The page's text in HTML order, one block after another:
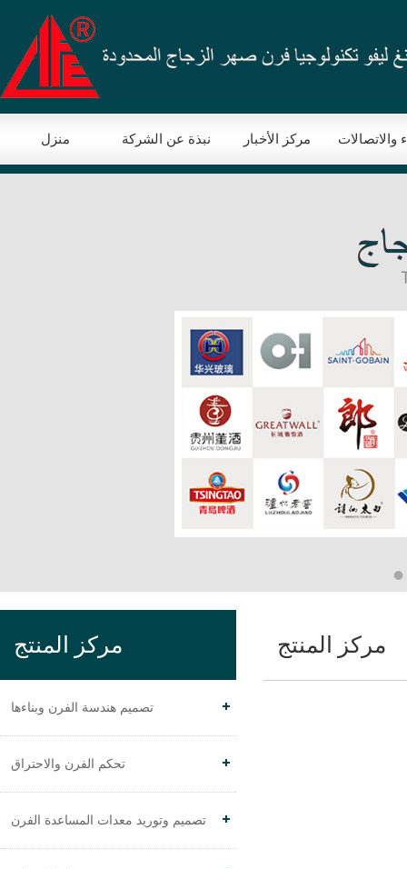
منزل نبذة عن الشركة مركز الأخبار والاتصالات
مركز المنتج
تصميم هندسة الفرن وبناءها
تحكم الفرن والاحتراق
تصميم وتوريد معدات المساعدة الفرن
مركز المنتج